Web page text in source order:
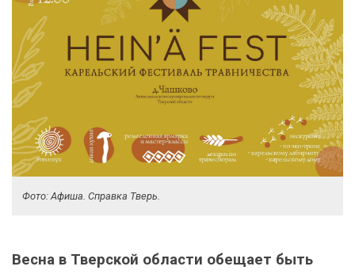
Фото: Афиша. Справка Тверь.
Весна в Тверской области обещает быть